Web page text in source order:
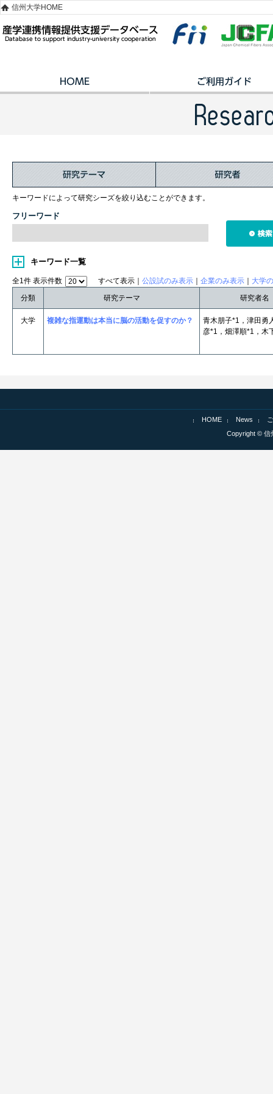
信州大学HOME
キーワードによって研究シーズを絞り込むことができます。
フリーワード
キーワード一覧
全1件 表示件数 すべて表示｜ 公設試のみ表示 企業のみ表示
大学
分類
研究テーマ 研究者名
大学 複雑な指運動は本当に脳の活動を促すのか？
青木朋子*1，津田勇
彦*1，畑澤順*1，木
HOME News
Copyright © 信